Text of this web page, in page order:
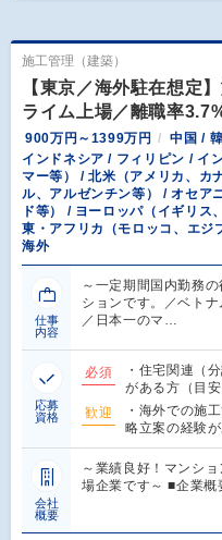
施工管理（建築）
【東京／海外駐在想定
ライム上場／離職率
900万円～1399万円
中国 /
インドネシア / フィリピン / イ
マー等） / 北米（アメリカ、カ
ル、アルゼンチン等） / オセア
ド等） / ヨーロッパ（イギリス
東・アフリカ（モロッコ、エ
海外
仕事
内容
～一定期間国内勤務
ションです。／ベト
／日本一のマ…
応募
資格
必須
・住宅関連（
がある方（目
歓迎
・海外での施
略立案の経験
会社
概要
～業績良好！マンシ
場企業です～ ■企業